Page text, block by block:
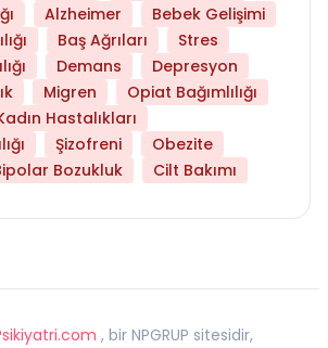
Alzheimer
Bebek Gelişimi
Baş Ağrıları
Stres
Demans
Depresyon
Migren
Opiat Bağımlılığı
Hastalıkları
Şizofreni
Obezite
Bozukluk Cilt Bakımı
, bir NPGRUP sitesidir,